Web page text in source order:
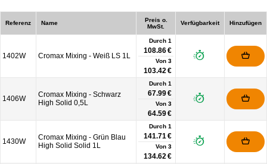
Referenz Name
Preis o.
MwSt.
Verfügbarkeit Hinzufügen
1402W Cromax Mixing - Weiß LS 1L
Durch 1
108.86 €
Von 3
103.42 €
1406W
Cromax Mixing - Schwarz
High Solid 0,5L
Durch 1
67.99 €
Von 3
64.59 €
1430W
Cromax Mixing - Grün Blau
High Solid Solid 1L
Durch 1
141.71 €
Von 3
134.62 €